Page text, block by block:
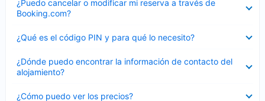
¿Puedo cancelar o modificar mi reserva a través de
Booking.com?
cerrado
¿Qué es el código PIN y para qué lo necesito?
cerrado
¿Dónde puedo encontrar la información de contacto del
alojamiento?
cerrado
¿Cómo puedo ver los precios?